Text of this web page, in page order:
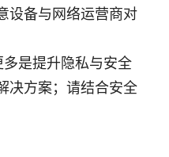
设备与网络运营商对
是提升隐私与安全
决方案；请结合安全